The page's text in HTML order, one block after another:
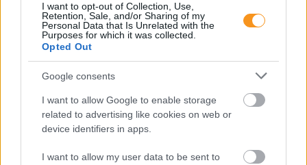
I want to opt-out of Collection, Use,
Retention, Sale, and/or Sharing of my
Personal Data that Is Unrelated with the
Purposes for which it was collected.
Opted Out
Google consents
I want to allow Google to enable storage
related to advertising like cookies on web or
device identifiers in apps.
I want to allow my user data to be sent to
Így reagálj, ha a gyereked rossz